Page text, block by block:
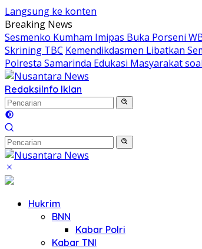
Langsung ke konten
Breaking News
Sesmenko Kumham Imipas Buka Porseni
Skrining TBC Kemendikdasmen Libatkan
Polresta Samarinda Edukasi Masyarakat
RedaksiInfo Iklan
Hukrim
BNN
Kabar Polri
Kabar TNI